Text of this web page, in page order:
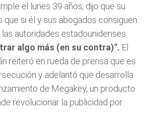
el lunes 39 años, dijo que su
que si él y sus abogados consiguen
autoridades estadounidenses
algo más (en su contra)". El
reiteró en rueda de prensa que es
y adelantó que desarrolla
de Megakey, un producto
revolucionar la publicidad por